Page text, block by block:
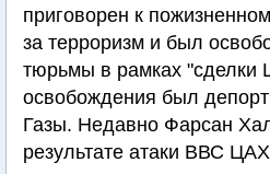
приговорен к
за терроризм и был
тюрьмы в рамках "сделки
освобождения был
Газы. Недавно Фарсан
результате атаки ВВС